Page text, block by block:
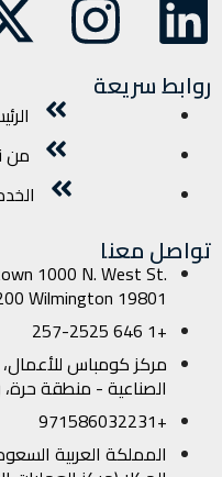
روابط سريعة
من
تواصل معنا
1000 N. West St.
Wilmington 19801
+1 646 257-2525
مركز كومباس
الصناعية - منطقة حرة،
+971586032231